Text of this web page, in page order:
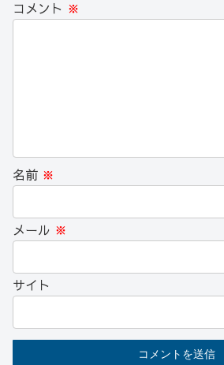
コメント ※
名前 ※
メール ※
サイト